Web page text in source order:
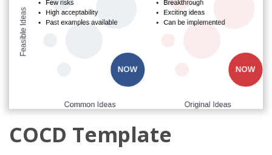
COCD Template